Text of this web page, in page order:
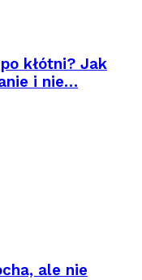
kłótni? Jak
i nie…
ale nie